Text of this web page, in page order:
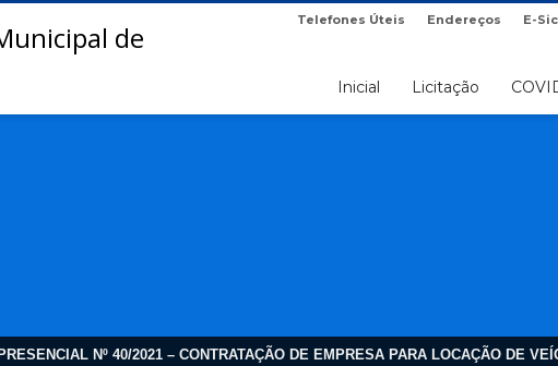
Telefones Úteis Endereços E-Sic
Inicial Licitação
Nº 40/2021 – CONTRATAÇÃO DE EMPRESA PARA LOCAÇÃO DE